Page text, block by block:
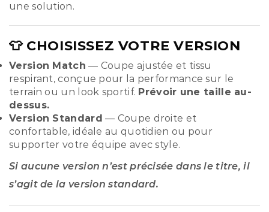
une solution.
👕 CHOISISSEZ VOTRE VERSION
Version Match — Coupe ajustée et tissu
respirant, conçue pour la performance sur le
terrain ou un look sportif. Prévoir une taille au-
dessus.
Version Standard — Coupe droite et
confortable, idéale au quotidien ou pour
supporter votre équipe avec style.
Si aucune version n’est précisée dans le titre, il
s’agit de la version standard.